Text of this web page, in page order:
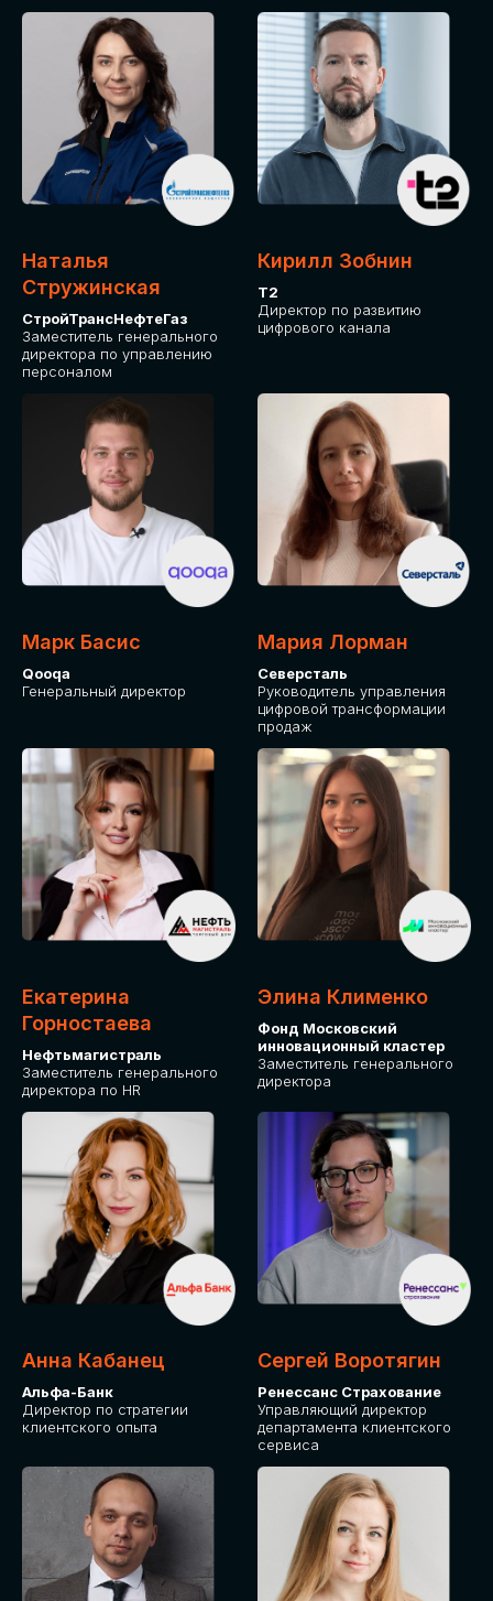
Наталья
Стружинская
СтройТрансНефтеГаз
Заместитель генерального
директора по управлению
персоналом
Кирилл Зобнин
Т2
Директор по развитию
цифрового канала
Марк Басис
Qooqa
Генеральный директор
Мария Лорман
Северсталь
Руководитель управления
цифровой трансформации
продаж
Екатерина
Горностаева
Нефтьмагистраль
Заместитель генерального
директора по HR
Элина Клименко
Фонд Московский
инновационный кластер
Заместитель генерального
директора
Анна Кабанец
Альфа-Банк
Директор по стратегии
клиентского опыта
Сергей Воротягин
Ренессанс Страхование
Управляющий директор
департамента клиентского
сервиса
Приглашаем стать спикером GLOBAL
TECH FORUM и поделиться своим
опытом и экспертизой. Будем рады
сотрудничеству!
СТАТЬ
СПИКЕРОМ
IT Solutions for Business
СРЕДИ ПАРТНЕРОВ
МЕРОПРИЯТИЯ
Приглашаем стать партнером GLOBAL
TECH FORUM и презентовать ваши
решения целевой аудитории. Будем
рады сотрудничеству!
СТАНЬТЕ
ЭКСПОНЕНТОМ
ПОДАТЬ ЗАЯВКУ
IT Solutions for Business
СТОИМОСТЬ
УЧАСТИЯ